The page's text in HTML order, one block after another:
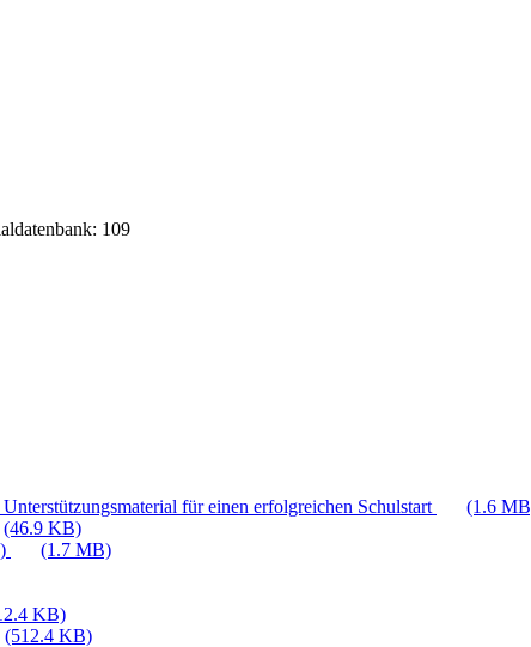
109
für einen erfolgreichen Schulstart
(1.6
(46.9 KB)
(1.7 MB)
KB)
(512.4 KB)